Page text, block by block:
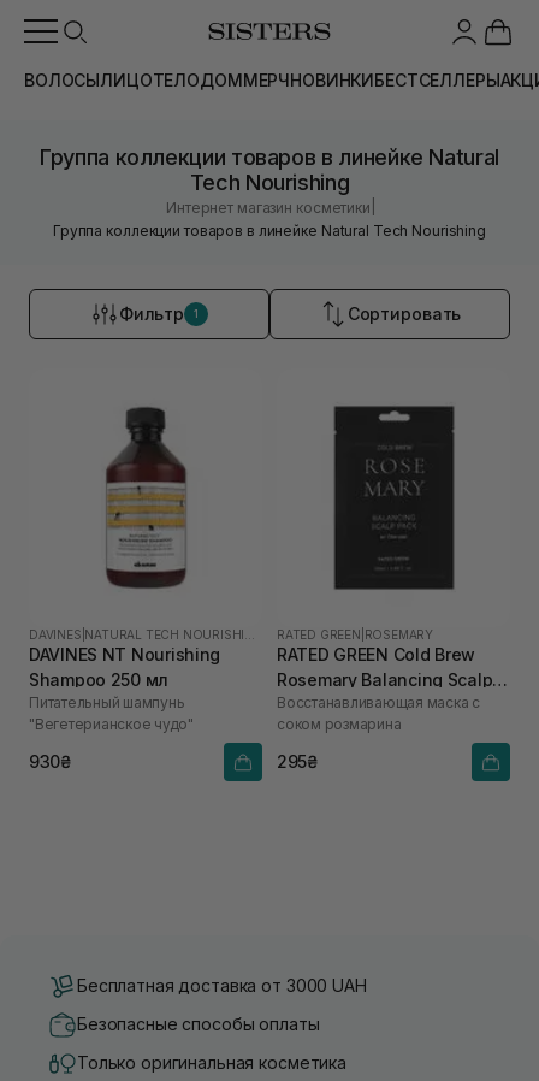
ВОЛОСЫЛИЦОТЕЛОДОММЕРЧНОВИНКИБЕСТСЕЛЛЕРЫ
Группа коллекции товаров в линейке Natural
Tech Nourishing
Интернет магазин косметики
Группа коллекции товаров в линейке Natural Tech Nourishing
Фильтр 1 Сортировать
DAVINES
DAVINES NT Nourishing
Shampoo 250 мл
Питательный шампунь
"Вегетерианское чудо"
930₴
RATED GREEN ROSEMARY
RATED GREEN Cold Brew
Rosemary Balancing Scalp
Pack 50 мл
Восстанавливающая маска с
соком розмарина
295₴
Бесплатная доставка от 3000 UAH
Безопасные способы оплаты
Только оригинальная косметика